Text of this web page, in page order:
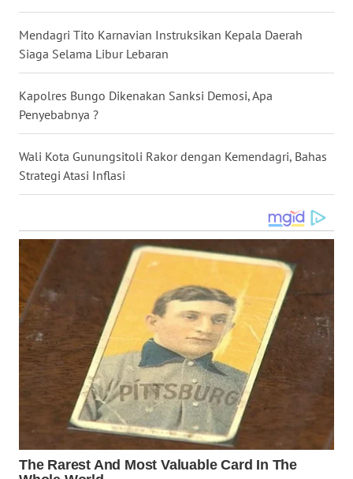
Mendagri Tito Karnavian Instruksikan Kepala Daerah
Siaga Selama Libur Lebaran
Kapolres Bungo Dikenakan Sanksi Demosi, Apa
Penyebabnya ?
Wali Kota Gunungsitoli Rakor dengan Kemendagri, Bahas
Strategi Atasi Inflasi
NUSANTARA
WN
JOGJA
WN
JATIM
WN
WN
KALBAR
WN
KALTENG
WN
KALTARA